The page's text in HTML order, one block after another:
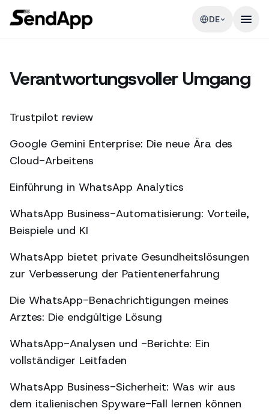
DE
Verantwortungsvoller Umgang
Trustpilot review
Google Gemini Enterprise: Die neue Ära des
Cloud-Arbeitens
Einführung in WhatsApp Analytics
WhatsApp Business-Automatisierung: Vorteile,
Beispiele und KI
WhatsApp bietet private Gesundheitslösungen
zur Verbesserung der Patientenerfahrung
Die WhatsApp-Benachrichtigungen meines
Arztes: Die endgültige Lösung
WhatsApp-Analysen und -Berichte: Ein
vollständiger Leitfaden
WhatsApp Business-Sicherheit: Was wir aus
dem italienischen Spyware-Fall lernen können